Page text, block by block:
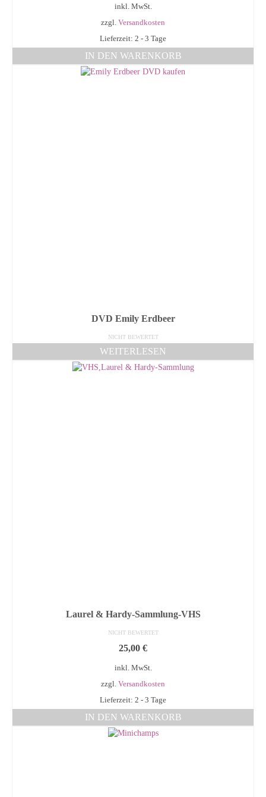
inkl. MwSt.
zzgl. Versandkosten
Lieferzeit: 2 - 3 Tage
IN DEN WARENKORB
DVD Emily Erdbeer
NICHT BEWERTET
WEITERLESEN
Laurel & Hardy-Sammlung-VHS
NICHT BEWERTET
25,00 €
inkl. MwSt.
zzgl. Versandkosten
Lieferzeit: 2 - 3 Tage
IN DEN WARENKORB